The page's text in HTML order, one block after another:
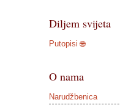
Diljem svijeta
Putopisi 🌐
O nama
Narudžbenica